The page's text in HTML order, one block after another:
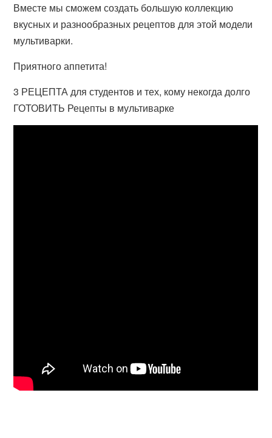
Вместе мы сможем создать большую коллекцию
вкусных и разнообразных рецептов для этой модели
мультиварки.
Приятного аппетита!
3 РЕЦЕПТА для студентов и тех, кому некогда долго
ГОТОВИТЬ Рецепты в мультиварке